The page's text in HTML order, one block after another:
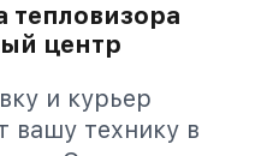
тепловизора
центр
и курьер
вашу технику в